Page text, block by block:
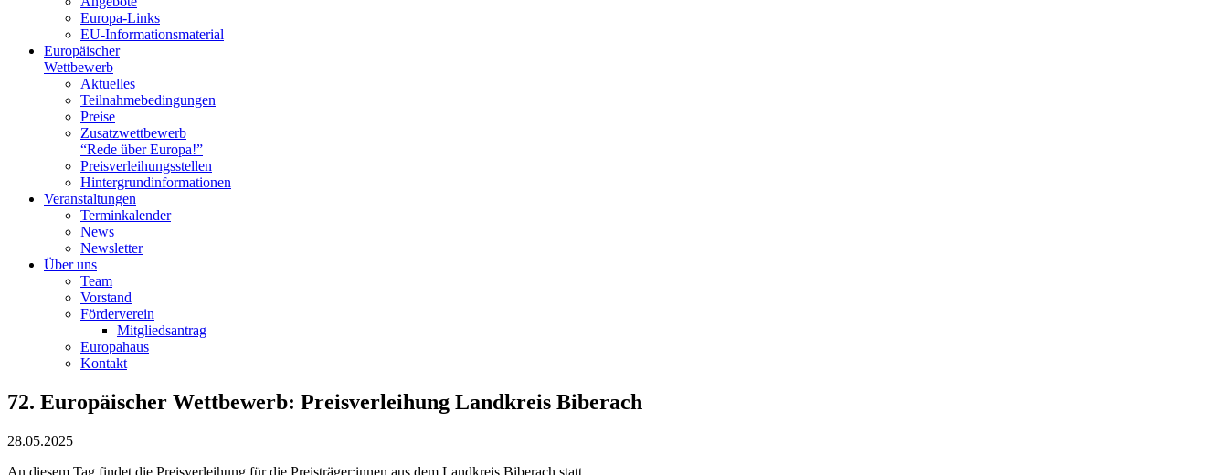
Europa-Links
EU-Informationsmaterial
Europäischer
Wettbewerb
Aktuelles
Teilnahme­bedingungen
Preise
Zusatzwettbewerb
“Rede über Europa!”
Preisverleihungsstellen
Hintergrundinformationen
Veranstaltungen
Terminkalender
News
Newsletter
Über uns
Team
Vorstand
Förderverein
Mitgliedsantrag
Europahaus
Kontakt
72. Europäischer Wettbewerb: Preisverleihung Landkreis Biberach
28.05.2025
An diesem Tag findet die Preisverleihung für die Preisträger:innen aus dem Landkreis Biberach statt.